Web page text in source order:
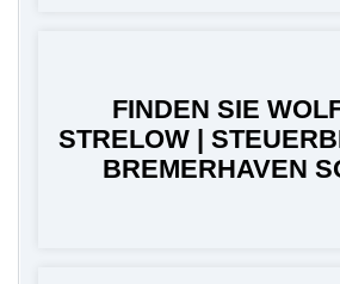
FINDEN SIE
STRELOW |
BREMERHAVEN